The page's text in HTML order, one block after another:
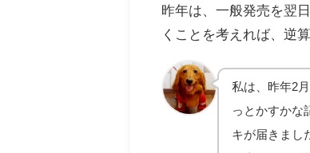
昨年は、一般発売を翌
くことを考えれば、逆
私は、昨年2
っとかすかな
キが届きまし